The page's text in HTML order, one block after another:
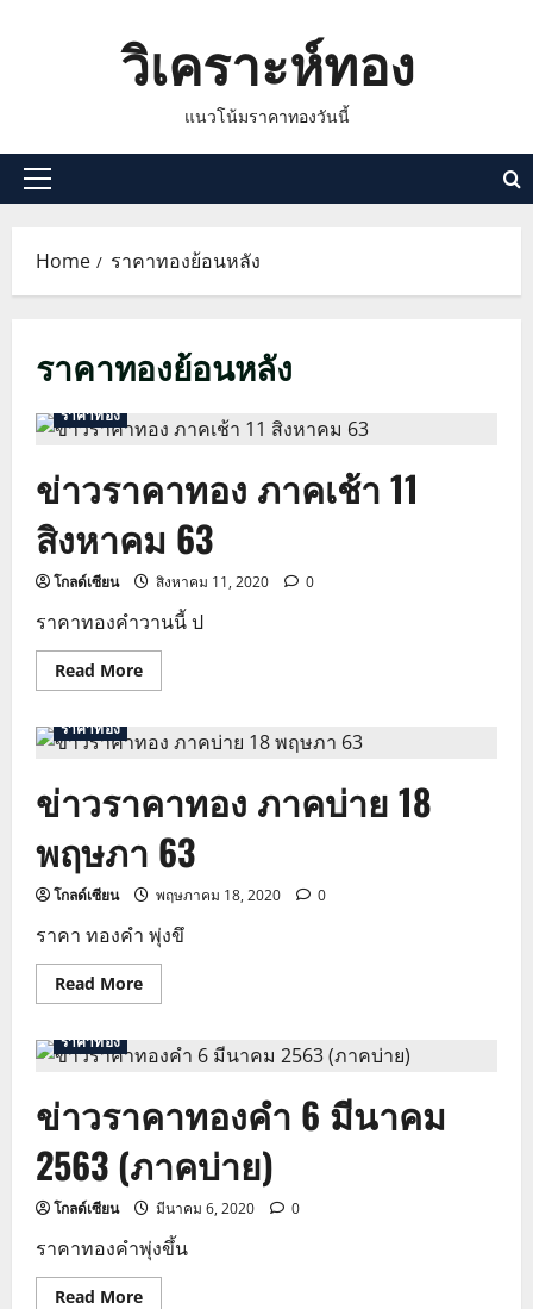
วิเคราะห์ทอง
แนวโน้มราคาทองวันนี้
Primary
Home ราคาทองย้อนหลัง
ราคาทองย้อนหลัง
ราคาทอง
ข่าวราคาทอง ภาคเช้า 11
สิงหาคม 63
โกลด์เซียน สิงหาคม 11, 2020 0
ราคาทองคําวานนี้ ป
Read MoreRead
more
ราคา
ทอง
11
สิงหาคม
ราคาทอง
ข่าวราคาทอง ภาคบ่าย 18
พฤษภา 63
โกลด์เซียน พฤษภาคม 18, 2020 0
ราคา ทองคํา พุ่งขึ
Read MoreRead
more
ราคา
ทอง
18
พฤษภา
ราคาทอง
ข่าวราคาทองคำ 6 มีนาคม
2563 (ภาคบ่าย)
โกลด์เซียน มีนาคม 6, 2020 0
ราคาทองคําพุ่งขึ้น
Read MoreRead